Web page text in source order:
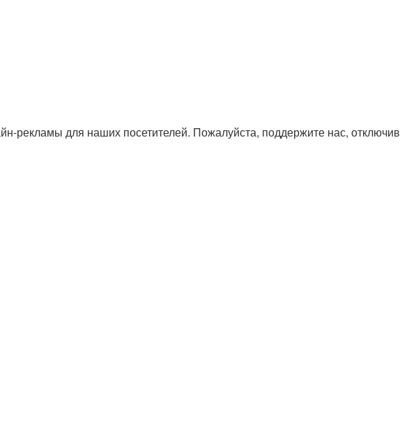
рекламы для наших посетителей. Пожалуйста, поддержите нас, отключив